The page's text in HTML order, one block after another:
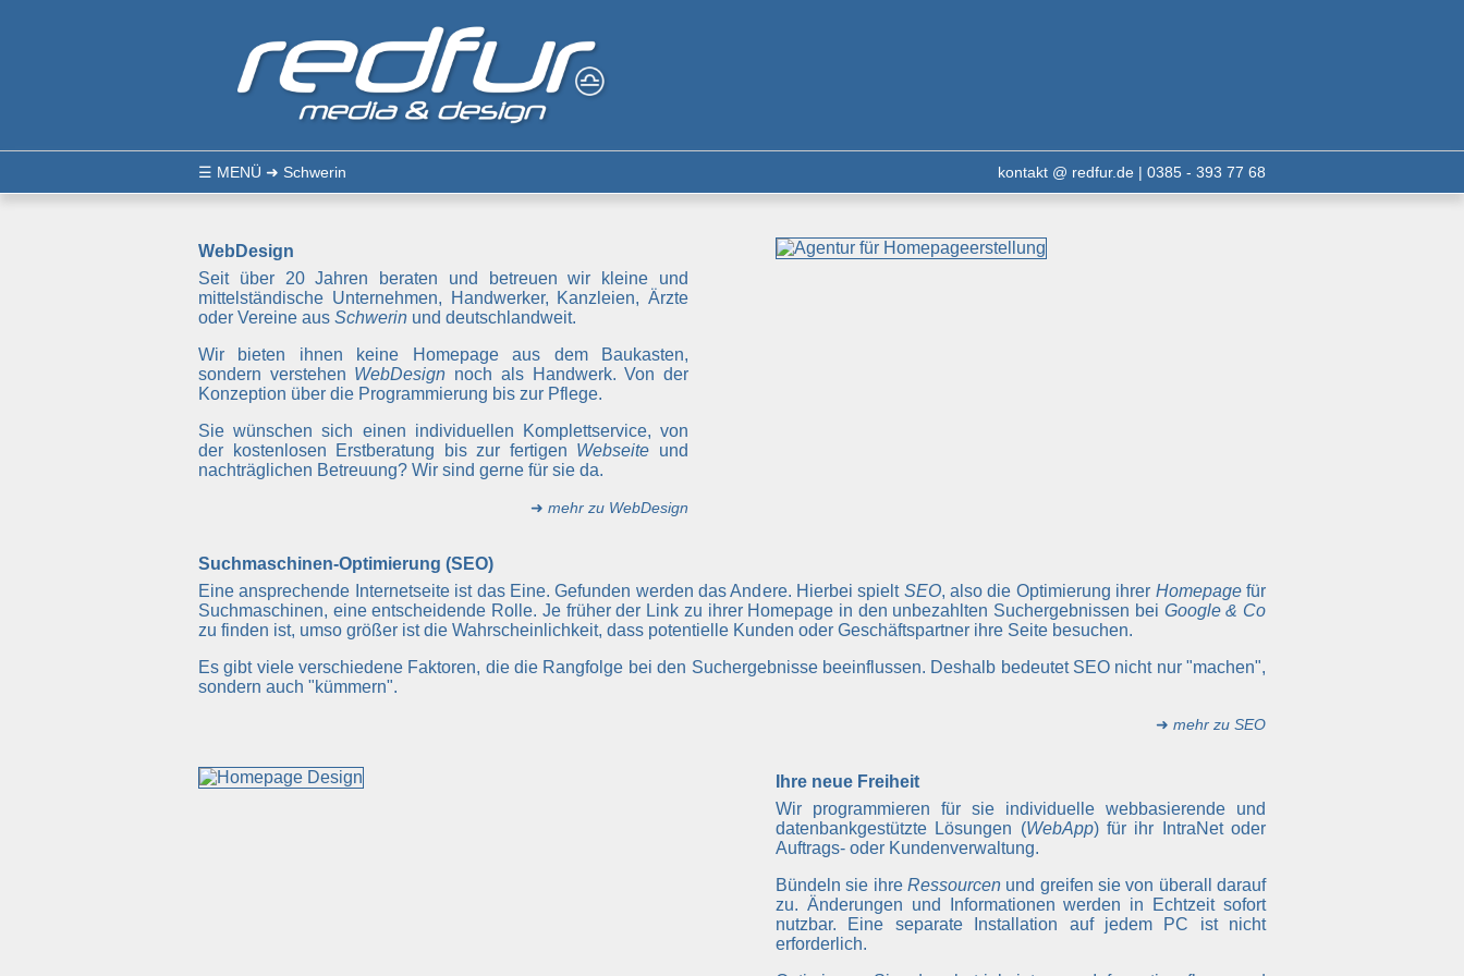
☰ MENÜ ➜ Schwerin kontakt @ redfur.de | 0385 - 393 77 68
WebDesign
Seit über 20 Jahren beraten und betreuen wir kleine und
mittelständische Unternehmen, Handwerker, Kanzleien, Ärzte
oder Vereine aus Schwerin und deutschlandweit.
Wir bieten ihnen keine Homepage aus dem Baukasten,
sondern verstehen WebDesign noch als Handwerk. Von der
Konzeption über die Programmierung bis zur Pflege.
Sie wünschen sich einen individuellen Komplettservice, von
der kostenlosen Erstberatung bis zur fertigen Webseite und
nachträglichen Betreuung? Wir sind gerne für sie da.
➜ mehr zu WebDesign
Suchmaschinen-Optimierung (SEO)
Eine ansprechende Internetseite ist das Eine. Gefunden werden das Andere. Hierbei spielt SEO, also die Optimierung ihrer Homepagefür
Suchmaschinen, eine entscheidende Rolle. Je früher der Link zu ihrer Homepage in den unbezahlten Suchergebnissen bei Google & Co
zu finden ist, umso größer ist die Wahrscheinlichkeit, dass potentielle Kunden oder Geschäftspartner ihre Seite besuchen.
Es gibt viele verschiedene Faktoren, die die Rangfolge bei den Suchergebnisse beeinflussen. Deshalb bedeutet SEO nicht nur "machen",
sondern auch "kümmern".
➜ mehr zu SEO
Ihre neue Freiheit
Wir programmieren für sie individuelle webbasierende und
datenbankgestützte Lösungen (WebApp) für ihr IntraNet oder
Auftrags- oder Kundenverwaltung.
Bündeln sie ihre Ressourcen und greifen sie von überall darauf
zu. Änderungen und Informationen werden in Echtzeit sofort
nutzbar. Eine separate Installation auf jedem PC ist nicht
erforderlich.